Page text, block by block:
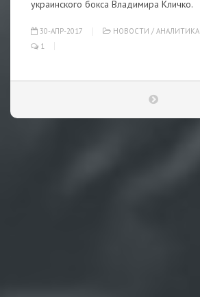
украинского бокса Владимира Кличко.
30-АПР-2017 НОВОСТИ / АНАЛИТИКА
1